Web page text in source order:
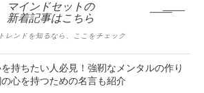
マインドセットの
新着記事はこちら
レンドを知るなら、ここをチェック
持ちたい人必見！強靭なメンタルの作り
心を持つための名言も紹介